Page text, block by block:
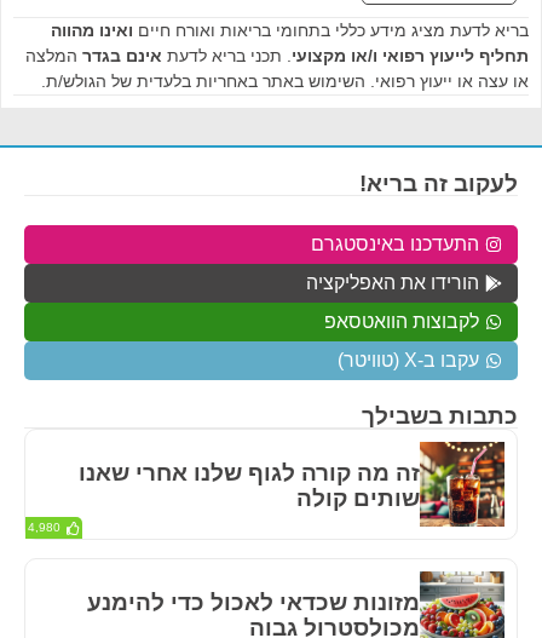
בריא לדעת מציג מידע כללי בתחומי בריאות ואורח חיים ואינו מהווה
תחליף לייעוץ רפואי ו/או מקצועי . תכני בריא לדעת אינם בגדר המלצה
או עצה או ייעוץ רפואי. השימוש באתר באחריות בלעדית של הגולש/ת.
כתבות בשבילך
זה מה קורה לגוף שלנו אחרי שאנו
שותים קולה
4,980
מזונות שכדאי לאכול כדי להימנע
מכולסטרול גבוה
לעקוב זה בריא!
התעדכנו באינסטגרם
הורידו את האפליקציה
לקבוצות הוואטסאפ
עקבו ב-X (טוויטר)